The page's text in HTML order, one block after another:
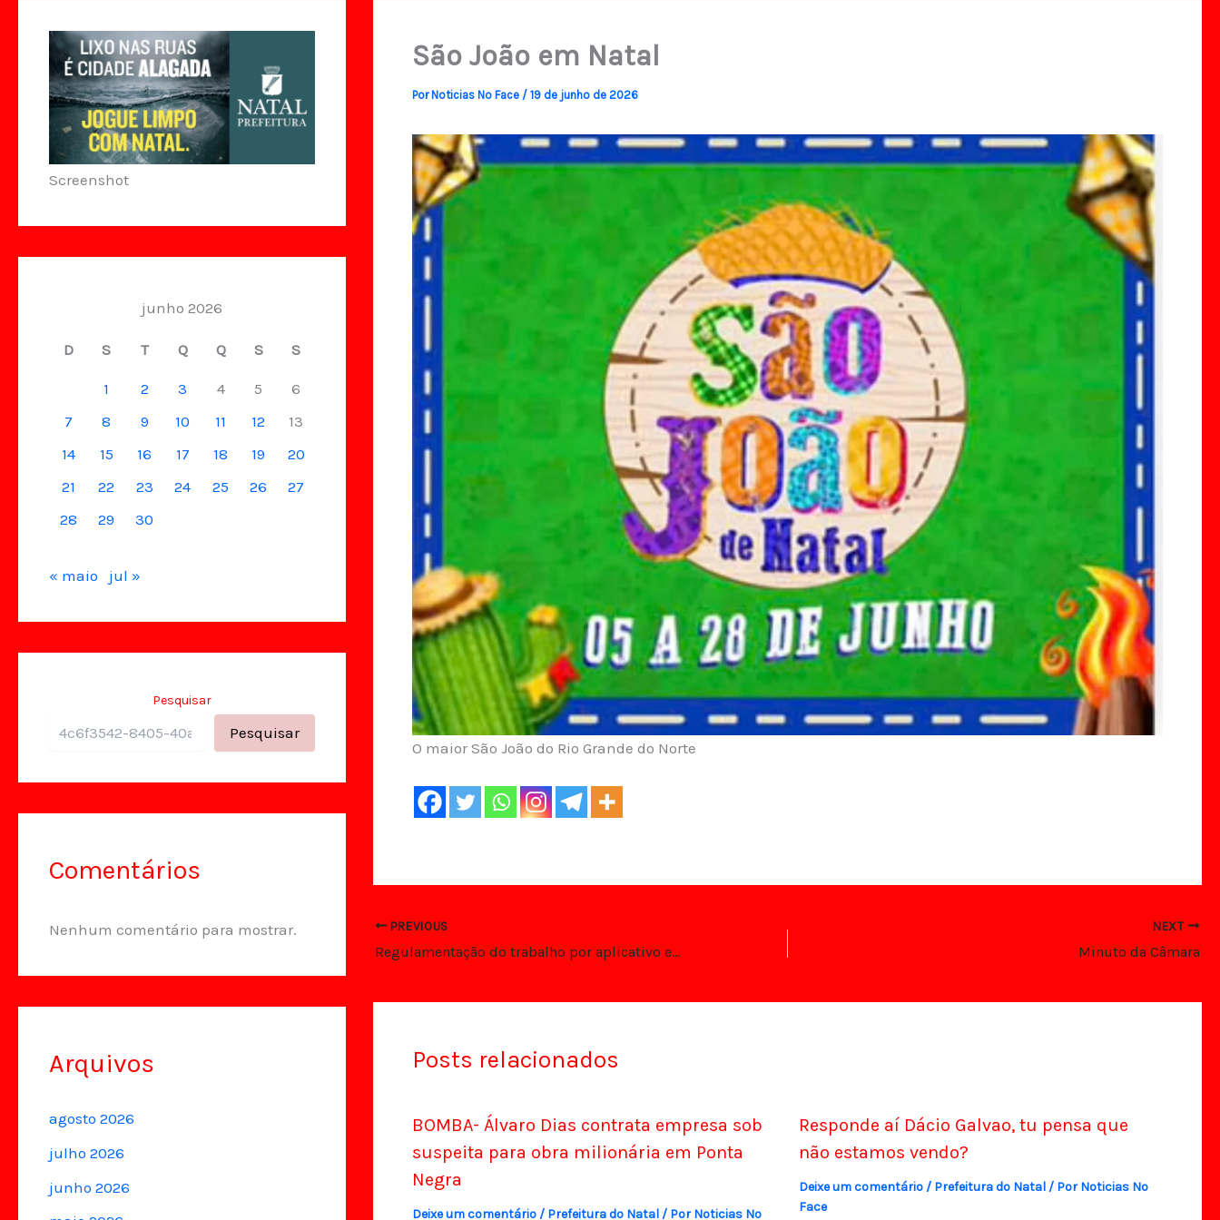
Screenshot
junho 2026
D S T Q Q S S
1 2 3 4 5
6
7
8 9 10 11 12
13
14
15 16 17 18 19
20
21
22 23 24 25 26
27
28
29 30
« maio jul »
Pesquisar
Pesquisar
Comentários
Nenhum comentário para mostrar.
Arquivos
agosto 2026
julho 2026
junho 2026
São João em Natal
PorNoticias No Face / 19 de junho de 2026
O maior São João do Rio Grande do Norte
PREVIOUS
Regulamentação do trabalho por aplicativo em Natal é debatida em audiência
NEXT
Minuto da Câmara
Posts relacionados
BOMBA- Álvaro Dias contrata empresa sob
suspeita para obra milionária em Ponta
Negra
Deixe um comentário / Prefeitura do Natal/ Por Noticias No
Responde aí Dácio Galvao, tu pensa que
não estamos vendo?
Deixe um comentário / Prefeitura do Natal / Por Noticias No
Face